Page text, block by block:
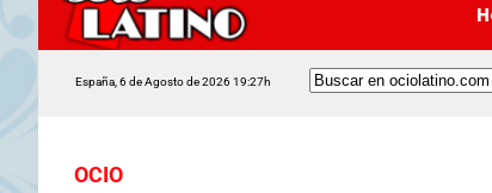
España, 6 de Agosto de 2026 19:27h
OCIO